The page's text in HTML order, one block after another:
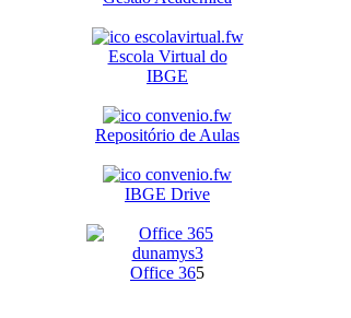
Escola Virtual do
IBGE
Repositório de Aulas
IBGE Drive
Office 365